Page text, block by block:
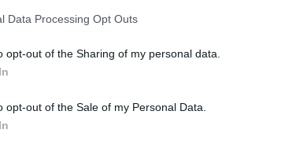
Data Processing Opt Outs
opt-out of the Sharing of my personal data.
opt-out of the Sale of my Personal Data.
akarsz lemaradni a friss posztokról, katt ide: